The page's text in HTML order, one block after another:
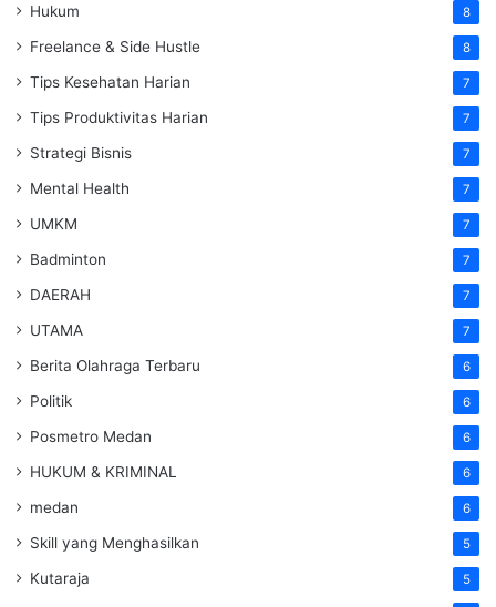
Hukum 8
Freelance & Side Hustle 8
Tips Kesehatan Harian 7
Tips Produktivitas Harian 7
Strategi Bisnis 7
Mental Health 7
UMKM 7
Badminton 7
DAERAH 7
UTAMA 7
Berita Olahraga Terbaru 6
Politik 6
Posmetro Medan 6
HUKUM & KRIMINAL 6
medan 6
Skill yang Menghasilkan 5
Kutaraja 5